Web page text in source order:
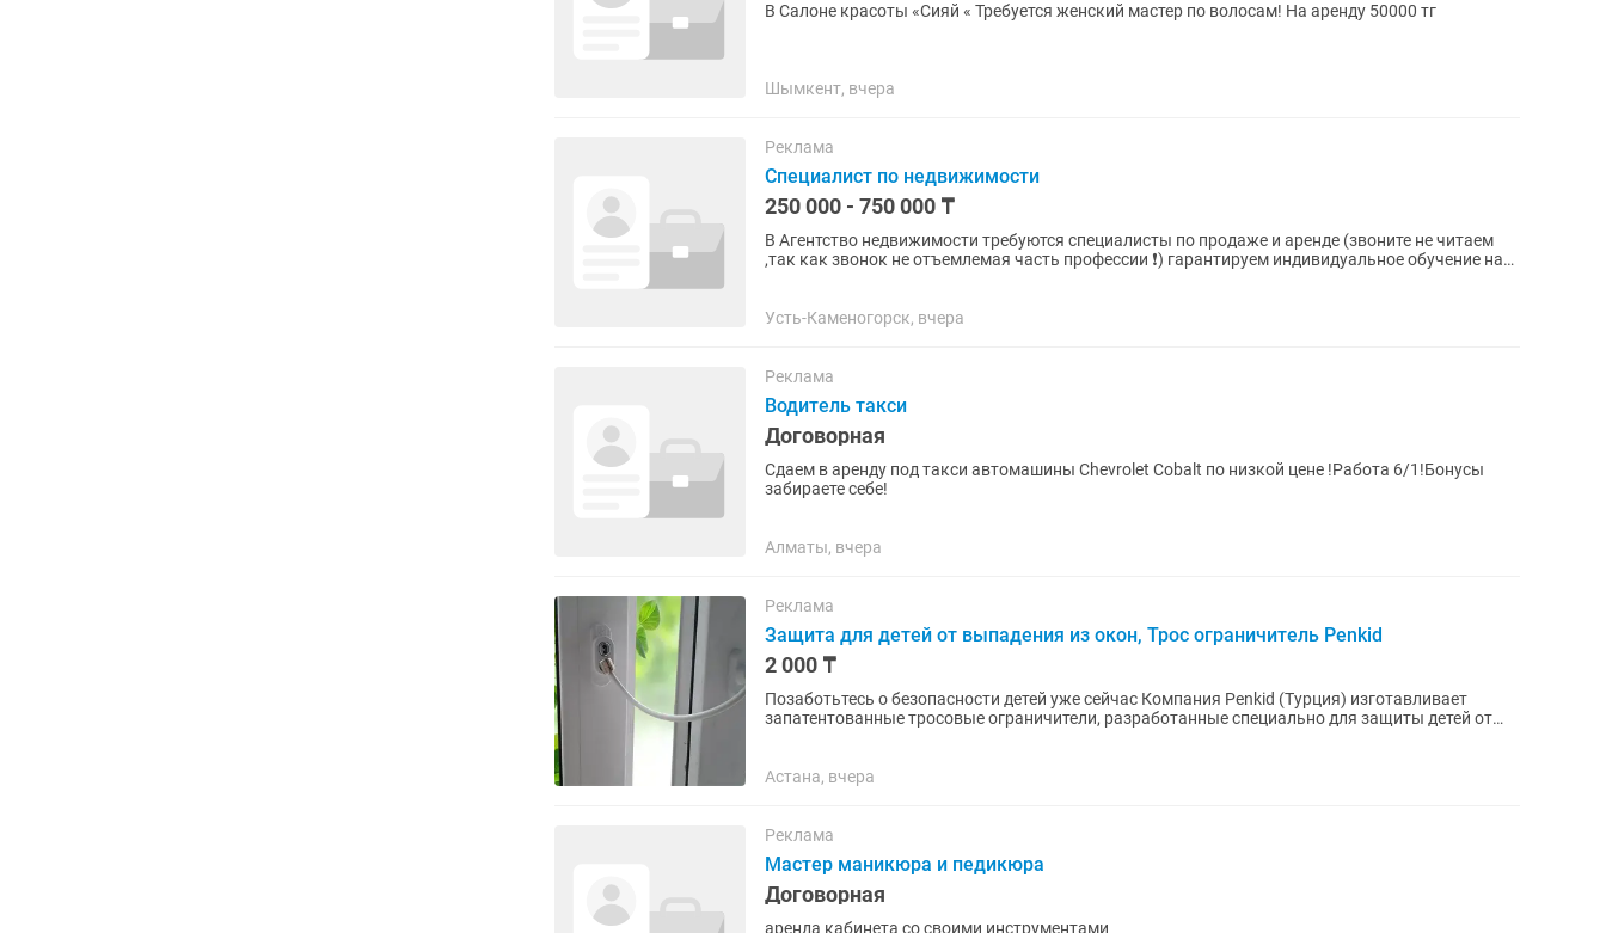
В Салоне красоты «Сияй « Требуется женский мастер по волосам! На аренду 50000 тг
Шымкент, вчера
Реклама
Специалист по недвижимости
250 000 - 750 000 ₸
В Агентство недвижимости требуются специалисты по продаже и аренде (звоните не читаем
,так как звонок не отъемлемая часть профессии ❗) гарантируем индивидуальное обучение на
Усть-Каменогорск, вчера
Реклама
Водитель такси
Договорная
Сдаем в аренду под такси автомашины Chevrolet Cobalt по низкой цене !Работа 6/1!Бонусы
забираете себе!
Алматы, вчера
Реклама
Защита для детей от выпадения из окон, Трос ограничитель Penkid
2 000 ₸
Позаботьтесь о безопасности детей уже сейчас Компания Penkid (Турция) изготавливает
запатентованные тросовые ограничители, разработанные специально для защиты детей от
Астана, вчера
Реклама
Мастер маникюра и педикюра
Договорная
аренда кабинета со своими инструментами